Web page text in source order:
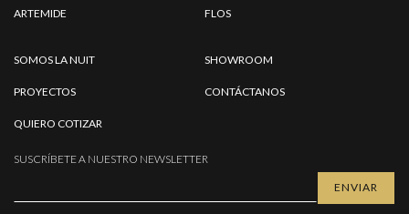
SOMOS LA NUIT SHOWROOM
PROYECTOS CONTÁCTANOS
QUIERO COTIZAR
ARTEMIDE FLOS
SUSCRÍBETE A NUESTRO NEWSLETTER